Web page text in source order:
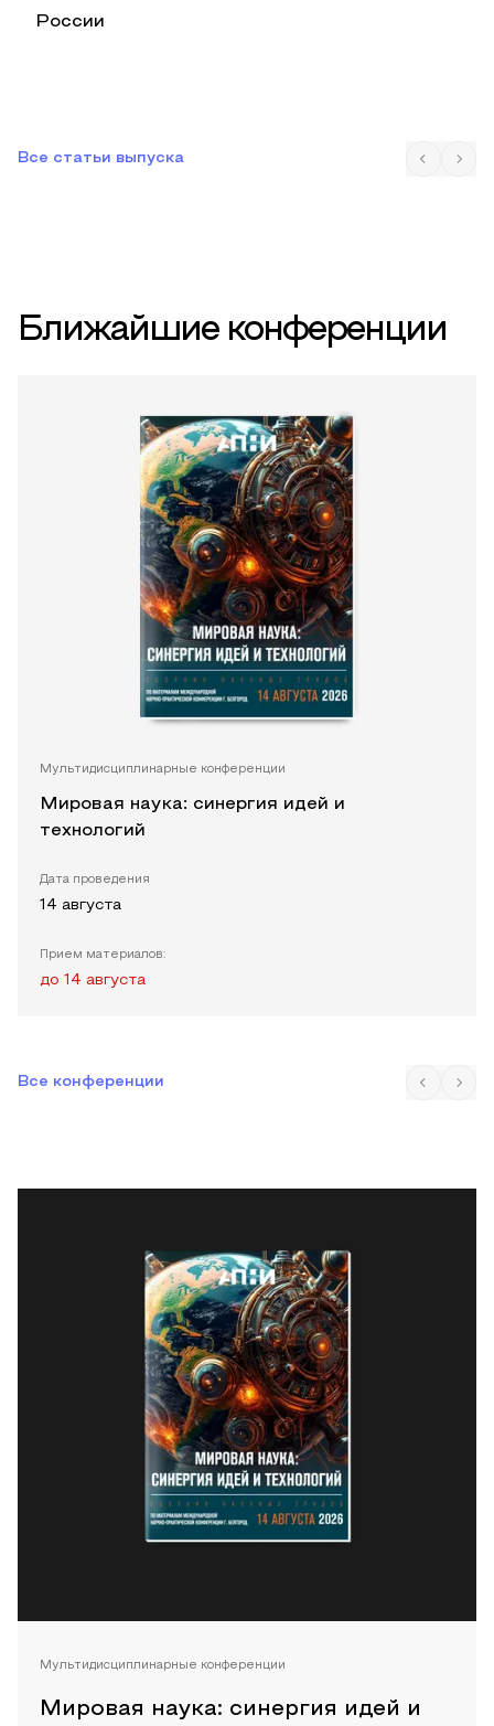
России
Все статьи выпуска
Ближайшие конференции
Мультидисциплинарные конференции
Мировая наука: синергия идей и
технологий
Дата проведения
14 августа
Прием материалов:
до 14 августа
Все конференции
Мультидисциплинарные конференции
Мировая наука: синергия идей и